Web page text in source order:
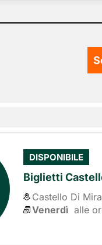
DISPONIBILE
Biglietti
Castello Di
Venerdì alle